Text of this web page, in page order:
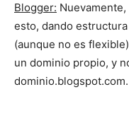
Blogger:
esto, dando
(aunque no es
un dominio propio, y
dominio.blogspot.com.